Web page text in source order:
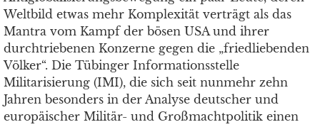
Weltbild etwas mehr Komplexität verträgt als das
Mantra vom Kampf der bösen USA und ihrer
durchtriebenen Konzerne gegen die „friedliebenden
Völker“. Die Tübinger Informationsstelle
Militarisierung (IMI), die sich seit nunmehr zehn
Jahren besonders in der Analyse deutscher und
europäischer Militär- und Großmachtpolitik einen